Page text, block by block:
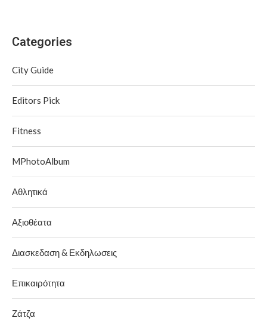
Categories
City Guide
Editors Pick
Fitness
MPhotoAlbum
Αθλητικά
Αξιοθέατα
Διασκεδαση & Εκδηλωσεις
Επικαιρότητα
Ζάτζα